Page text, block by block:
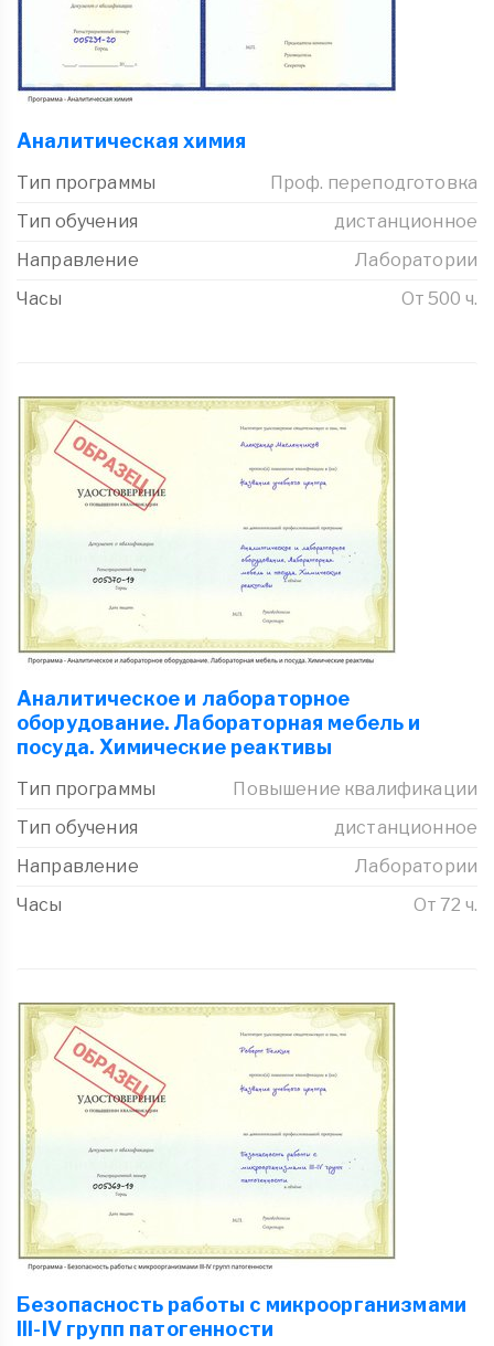
Аналитическая химия
Тип программы
Проф. переподготовка
Тип обучения
дистанционное
Направление
Лаборатории
Часы
От 500 ч.
Аналитическое и лабораторное
оборудование. Лабораторная мебель и
посуда. Химические реактивы
Тип программы
Повышение квалификации
Тип обучения
дистанционное
Направление
Лаборатории
Часы
От 72 ч.
Безопасность работы с микроорганизмами
III-IV групп патогенности